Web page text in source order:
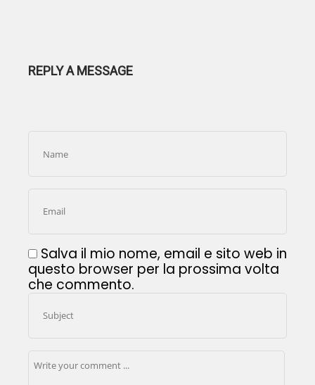
REPLY A MESSAGE
Salva il mio nome, email e sito web in
questo browser per la prossima volta
che commento.